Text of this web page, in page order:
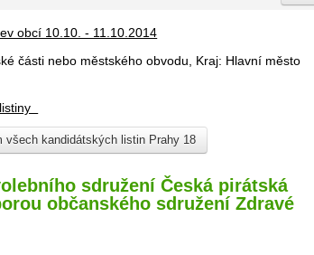
obcí 10.10. - 11.10.2014
části nebo městského obvodu, Kraj: Hlavní město
všech kandidátských listin Prahy 18
sdružení Česká pirátská
občanského sdružení Zdravé